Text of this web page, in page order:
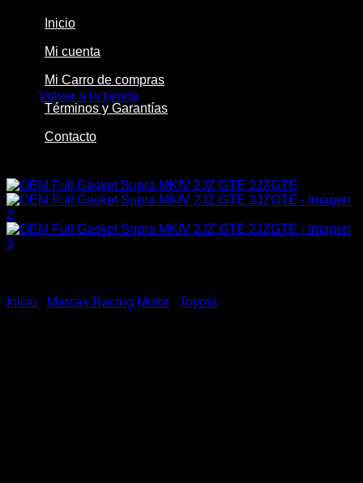
Volver a la tienda
Inicio
Mi cuenta
Mi Carro de compras
Términos y Garantías
Contacto
Inicio Marcas Racing Motor Toyota